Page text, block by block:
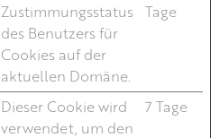
Zustimmungsstatus
des Benutzers für
Cookies auf der
aktuellen Domäne.
Tage
Dieser Cookie wird
verwendet, um den
7 Tage